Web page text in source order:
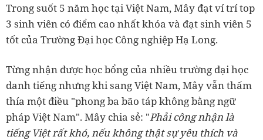
Trong suốt 5 năm học tại Việt Nam, Mây đạt ví trí top
3 sinh viên có điểm cao nhất khóa và đạt sinh viên 5
tốt của Trường Đại học Công nghiệp Hạ Long.
Từng nhận được học bổng của nhiều trường đại học
danh tiếng nhưng khi sang Việt Nam, Mây vẫn thấm
thía một điều "phong ba bão táp không bằng ngữ
pháp Việt Nam". Mây chia sẻ: "Phải công nhận là
tiếng Việt rất khó, nếu không thật sự yêu thích và